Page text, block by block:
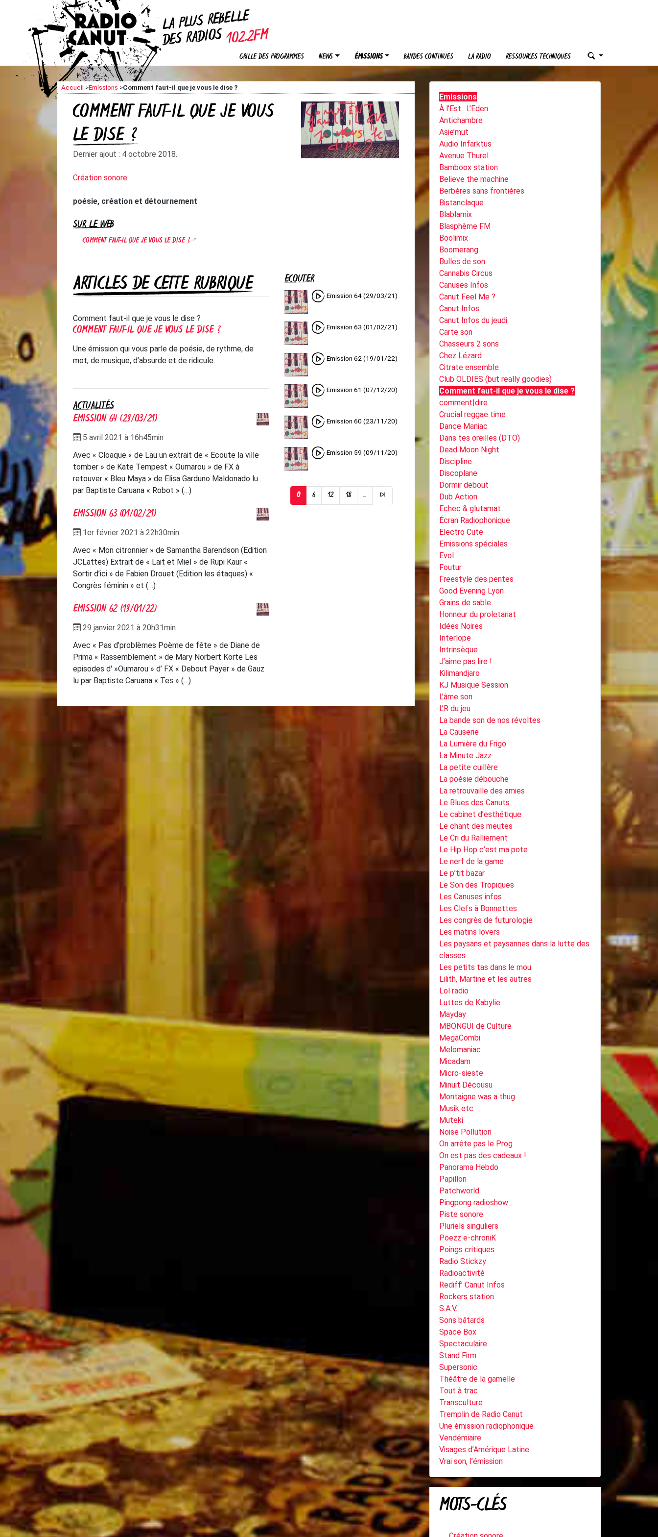
LA PLUSREBELLE
DES RADIOS
GRILLE DES PROGRAMMES NEWS ÉMISSIONS BANDES CONTINUES LA RADIO RESSOURCES TECHNIQUES
Accueil >Emissions >Comment faut-il que je vous le dise ?
COMMENT FAUT-IL QUE JE VOUS
LE DISE ?
Dernier ajout : 4 octobre 2018.
Création sonore
poésie, création et détournement
SUR LE WEB
COMMENT FAUT-IL QUE JE VOUS LE DISE ?
ARTICLES DE CETTE RUBRIQUE
Comment faut-il que je vous le dise ?
COMMENT FAUT-IL QUE JE VOUS LE DISE ?
Une émission qui vous parle de poésie, de rythme, de
mot, de musique, d’absurde et de ridicule.
ACTUALITÉS
EMISSION 64 (29/03/21)
5 avril 2021 à 16h45min
Avec « Cloaque « de Lau un extrait de « Ecoute la ville
tomber » de Kate Tempest « Oumarou » de FX à
retouver « Bleu Maya » de Elisa Garduno Maldonado lu
par Baptiste Caruana « Robot » (…)
EMISSION 63 (01/02/21)
1er février 2021 à 22h30min
Avec « Mon citronnier » de Samantha Barendson (Edition
JCLattes) Extrait de « Lait et Miel » de Rupi Kaur «
Sortir d’ici » de Fabien Drouet (Edition les étaques) «
Congrès féminin » et (…)
EMISSION 62 (19/01/22)
29 janvier 2021 à 20h31min
Avec « Pas d’problèmes Poème de fête » de Diane de
Prima « Rassemblement » de Mary Norbert Korte Les
episodes d' »Oumarou » d’ FX « Debout Payer » de Gauz
lu par Baptiste Caruana « Tes » (…)
ÉCOUTER
Emission 64 (29/03/21)
Emission 63 (01/02/21)
Emission 62 (19/01/22)
Emission 61 (07/12/20)
Emission 60 (23/11/20)
Emission 59 (09/11/20)
0 6 12 18 ...
Emissions
À l’Est : L’Eden
Antichambre
Asie’mut
Audio Infarktus
Avenue Thurel
Bamboox station
Believe the machine
Berbères sans frontières
Bistanclaque
Blablamix
Blasphème FM
Boolimix
Boomerang
Bulles de son
Cannabis Circus
Canuses Infos
Canut Feel Me ?
Canut Infos
Canut Infos du jeudi
Carte son
Chasseurs 2 sons
Chez Lézard
Citrate ensemble
Club OLDIES (but really goodies)
Comment faut-il que je vous le dise ?
comment|dire
Crucial reggae time
Dance Maniac
Dans tes oreilles (DTO)
Dead Moon Night
Discipline
Discoplane
Dormir debout
Dub Action
Echec & glutamat
Écran Radiophonique
Electro Cute
Emissions spéciales
Evol
Foutur
Freestyle des pentes
Good Evening Lyon
Grains de sable
Honneur du proletariat
Idées Noires
Interlope
Intrinsèque
J’aime pas lire !
Kilimandjaro
KJ Musique Session
L’âme son
L’R du jeu
La bande son de nos révoltes
La Causerie
La Lumière du Frigo
La Minute Jazz
La petite cuillère
La poésie débouche
La retrouvaille des amies
Le Blues des Canuts
Le cabinet d’esthétique
Le chant des meutes
Le Cri du Ralliement
Le Hip Hop c’est ma pote
Le nerf de la game
Le p’tit bazar
Le Son des Tropiques
Les Canuses infos
Les Clefs à Bonnettes
Les congrès de futurologie
Les matins lovers
Les paysans et paysannes dans la lutte des
classes
Les petits tas dans le mou
Lilith, Martine et les autres
Lol radio
Luttes de Kabylie
Mayday
MBONGUI de Culture
MegaCombi
Melomaniac
Micadam
Micro-sieste
Minuit Décousu
Montaigne was a thug
Musik etc
Muteki
Noise Pollution
On arrête pas le Prog
On est pas des cadeaux !
Panorama Hebdo
Papillon
Patchworld
Pingpong radioshow
Piste sonore
Pluriels singuliers
Poezz e-chroniK
Poings critiques
Radio Stickzy
Radioactivité
Rediff’ Canut Infos
Rockers station
S.A.V.
Sons bâtards
Space Box
Spectaculaire
Stand Firm
Supersonic
Théâtre de la gamelle
Tout à trac
Transculture
Tremplin de Radio Canut
Une émission radiophonique
Vendémiaire
Visages d’Amérique Latine
Vrai son, l’émission
MOTS-CLÉS